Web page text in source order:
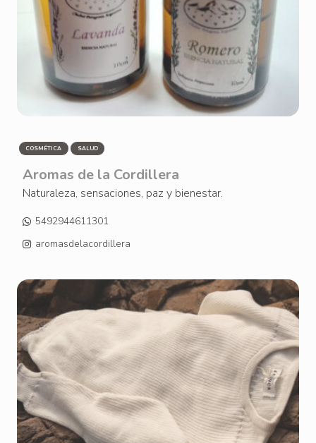
COSMÉTICA SALUD
Aromas de la Cordillera
Naturaleza, sensaciones, paz y bienestar.
5492944611301
aromasdelacordillera